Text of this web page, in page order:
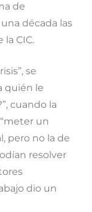
de
década las
la CIC.
se
quién le
cuando la
un
pero no la de
resolver
dio un